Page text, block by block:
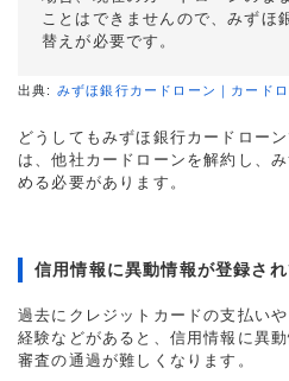
ことはできませんので、みずほ
替えが必要です。
出典: みずほ銀行カードローン｜カード
どうしてもみずほ銀行カードロー
は、他社カードローンを解約し、
める必要があります。
信用情報に異動情報が登録さ
過去にクレジットカードの支払い
経験などがあると、信用情報に異
審査の通過が難しくなります。